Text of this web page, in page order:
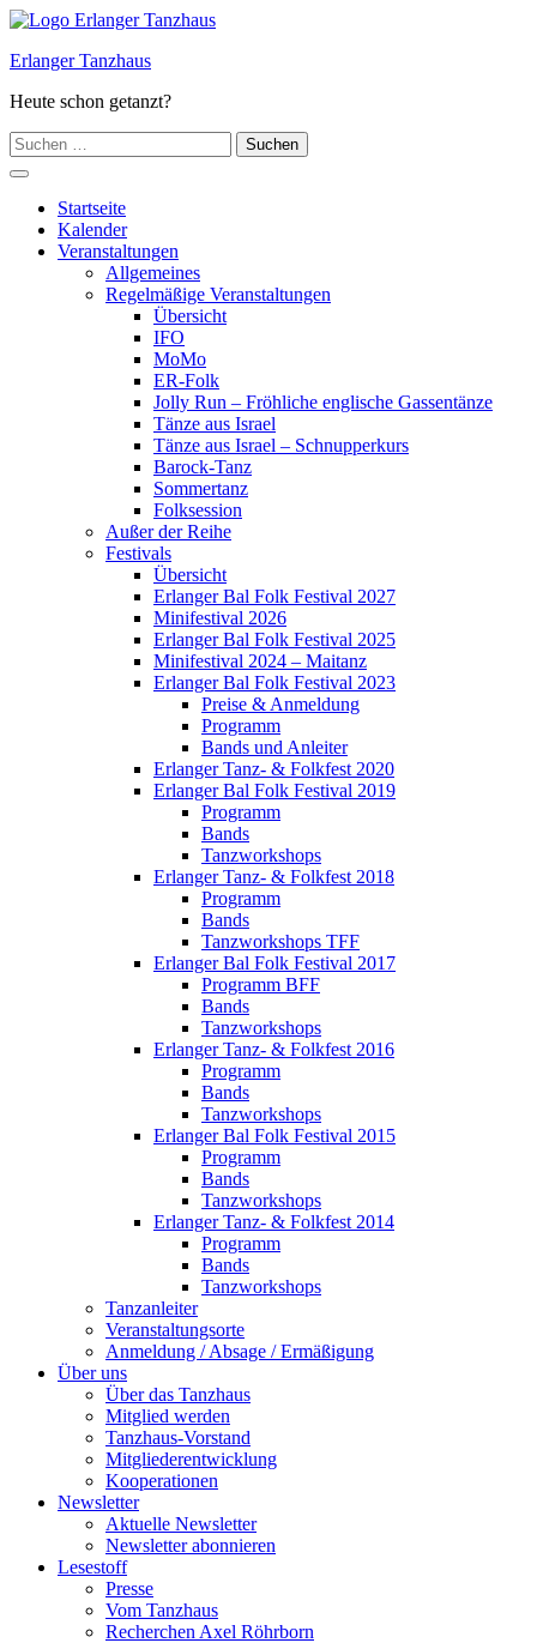
Zum
springen
Erlanger Tanzhaus
Heute schon getanzt?
Suchen
nach:
Hauptmenü
Startseite
Kalender
Veranstaltungen
Allgemeines
Regelmäßige Veranstaltungen
Übersicht
IFO
MoMo
ER-Folk
Jolly Run – Fröhliche englische Gassentänze
Tänze aus Israel
Tänze aus Israel – Schnupperkurs
Barock-Tanz
Sommertanz
Folksession
Außer der Reihe
Festivals
Übersicht
Erlanger Bal Folk Festival 2027
Minifestival 2026
Erlanger Bal Folk Festival 2025
Minifestival 2024 – Maitanz
Erlanger Bal Folk Festival 2023
Preise & Anmeldung
Programm
Bands und Anleiter
Erlanger Tanz- & Folkfest 2020
Erlanger Bal Folk Festival 2019
Programm
Bands
Tanzworkshops
Erlanger Tanz- & Folkfest 2018
Programm
Bands
Tanzworkshops TFF
Erlanger Bal Folk Festival 2017
Programm BFF
Bands
Tanzworkshops
Erlanger Tanz- & Folkfest 2016
Programm
Bands
Tanzworkshops
Erlanger Bal Folk Festival 2015
Programm
Bands
Tanzworkshops
Erlanger Tanz- & Folkfest 2014
Programm
Bands
Tanzworkshops
Tanzanleiter
Veranstaltungsorte
Anmeldung / Absage / Ermäßigung
Über uns
Über das Tanzhaus
Mitglied werden
Tanzhaus-Vorstand
Mitgliederentwicklung
Kooperationen
Newsletter
Aktuelle Newsletter
Newsletter abonnieren
Lesestoff
Presse
Vom Tanzhaus
Recherchen Axel Röhrborn